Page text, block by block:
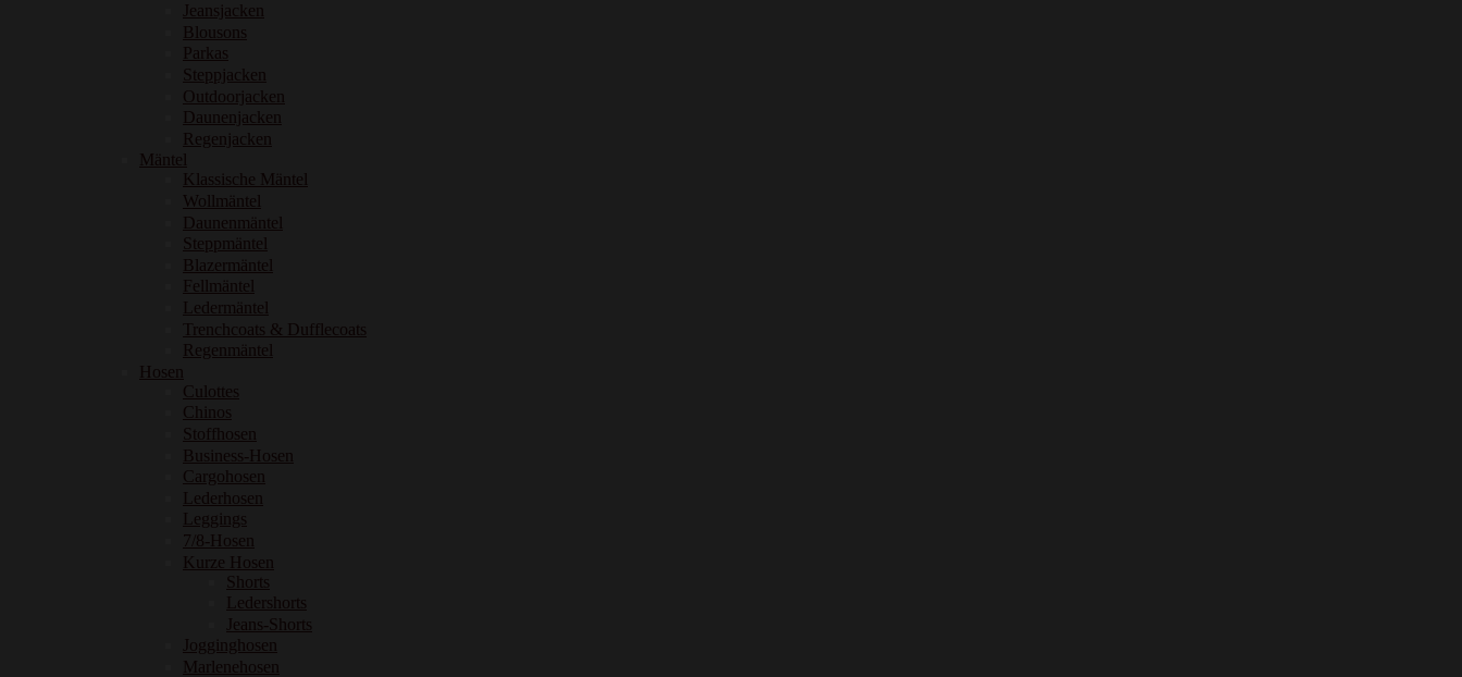
Jeansjacken
Blousons
Parkas
Steppjacken
Outdoorjacken
Daunenjacken
Regenjacken
Mäntel
Klassische Mäntel
Wollmäntel
Daunenmäntel
Steppmäntel
Blazermäntel
Fellmäntel
Ledermäntel
Trenchcoats & Dufflecoats
Regenmäntel
Hosen
Culottes
Chinos
Stoffhosen
Business-Hosen
Cargohosen
Lederhosen
Leggings
7/8-Hosen
Kurze Hosen
Shorts
Ledershorts
Jeans-Shorts
Jogginghosen
Marlenehosen